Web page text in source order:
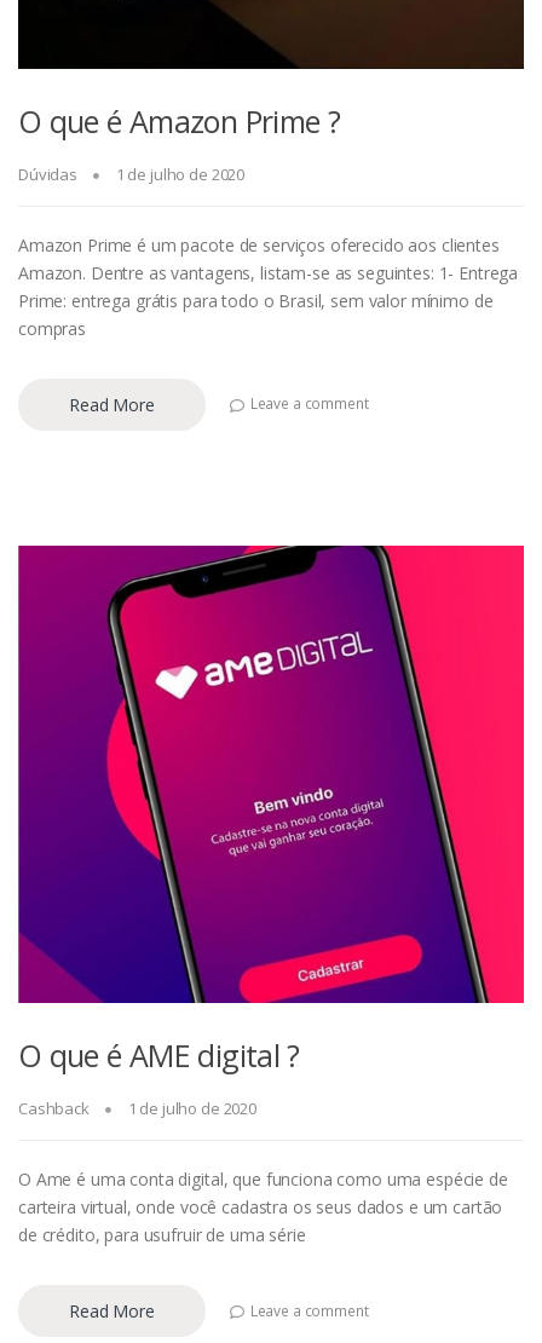
O que é Amazon Prime ?
Dúvidas 1 de julho de 2020
Amazon Prime é um pacote de serviços oferecido aos clientes
Amazon. Dentre as vantagens, listam-se as seguintes: 1- Entrega
Prime: entrega grátis para todo o Brasil, sem valor mínimo de
compras
Read More Leave a comment
O que é AME digital ?
Cashback 1 de julho de 2020
O Ame é uma conta digital, que funciona como uma espécie de
carteira virtual, onde você cadastra os seus dados e um cartão
de crédito, para usufruir de uma série
Read More Leave a comment